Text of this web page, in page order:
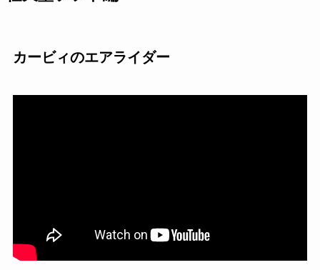
カービィのエアライダー